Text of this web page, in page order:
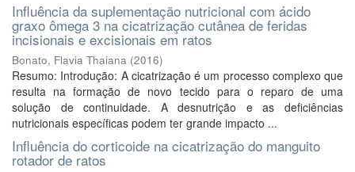
Influência da suplementação nutricional com ácido
graxo ômega 3 na cicatrização cutânea de feridas
incisionais e excisionais em ratos
Bonato, Flavia Thaiana (2016)
Resumo: Introdução: A cicatrização é um processo complexo que
resulta na formação de novo tecido para o reparo de uma
solução de continuidade. A desnutrição e as deficiências
nutricionais específicas podem ter grande impacto ...
Influência do corticoide na cicatrização do manguito
rotador de ratos